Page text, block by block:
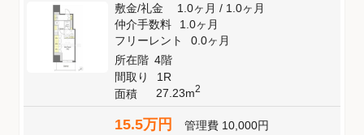
敷金/礼金 1.0ヶ月/ 1.0ヶ月
仲介手数料
1.0ヶ月
フリーレント
0.0ヶ月
所在階 4階
間取り
1R
面積
27.23m2
15.5万円 管理費 10,000円